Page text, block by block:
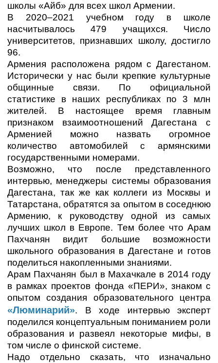
школы «Айб» для всех школ Армении.
В 2020–2021 учебном году в школе
насчитывалось 479 учащихся. Число
университетов, признавших школу, достигло
96.
Армения расположена рядом с Дагестаном.
Исторически у нас были крепкие культурные
общинные связи. По официальной
статистике в наших республиках по 3 млн
жителей. В настоящее время главным
признаком взаимоотношений Дагестана с
Арменией можно назвать огромное
количество автомобилей с армянскими
государственными номерами.
Возможно, что после представленного
интервью, менеджеры системы образования
Дагестана, так же как коллеги из Москвы и
Татарстана, обратятся за опытом в соседнюю
Армению, к руководству одной из самых
лучших школ в Европе. Тем более что Арам
Пахчанян видит большие возможности
школьного образования в Дагестане и готов
поделиться накопленными знаниями.
Арам Пахчанян был в Махачкале в 2014 году
в рамках проектов фонда «ПЕРИ», знаком с
опытом создания образовательного центра
«Люминарий». В ходе интервью эксперт
поделился концептуальным пониманием роли
образования и развеял некоторые мифы, в
том числе о финской системе.
Надо отдельно сказать, что изначально